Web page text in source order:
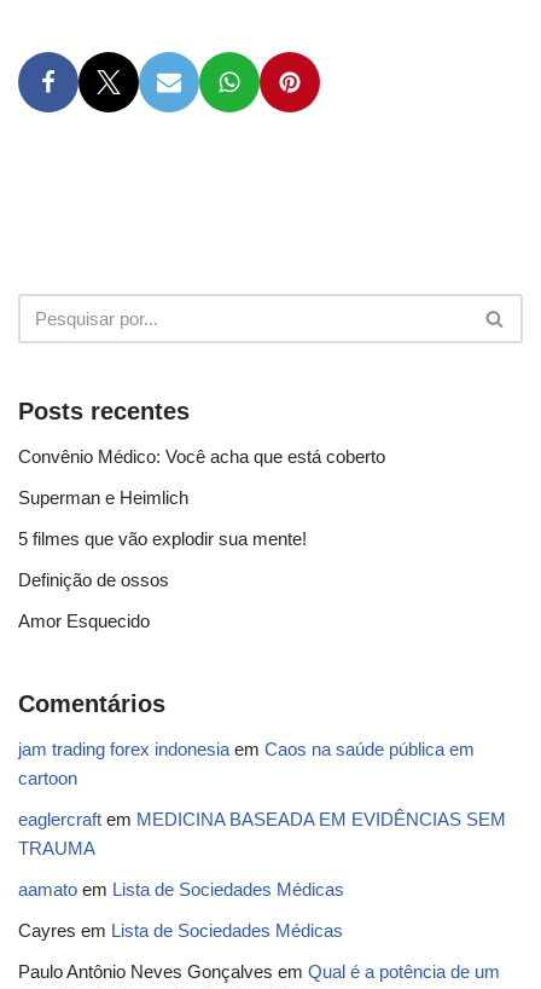
Posts recentes
Convênio Médico: Você acha que está coberto
Superman e Heimlich
5 filmes que vão explodir sua mente!
Definição de ossos
Amor Esquecido
Comentários
jam trading forex indonesia em Caos na saúde pública em
cartoon
eaglercraft em MEDICINA BASEADA EM EVIDÊNCIAS SEM
TRAUMA
aamato em Lista de Sociedades Médicas
Cayres em Lista de Sociedades Médicas
Paulo Antônio Neves Gonçalves em Qual é a potência de um